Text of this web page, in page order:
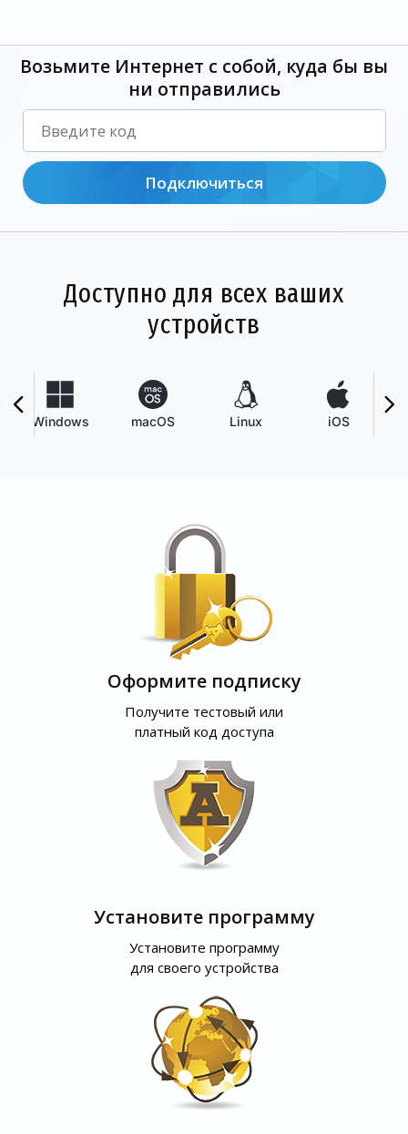
Возьмите Интернет с собой, куда бы вы
ни отправились
Подключиться
Доступно для всех ваших
устройств
Windows macOS Linux iOS
Оформите подписку
Получите тестовый или
платный код доступа
Установите программу
Установите программу
для своего устройства